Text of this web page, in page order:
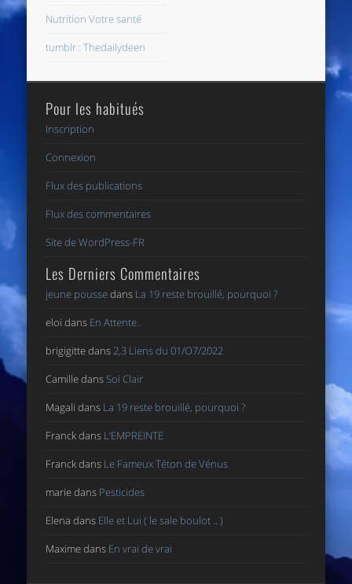
Nutrition Votre santé
tumblr : Thedailydeen
Pour les habitués
Inscription
Connexion
Flux des publications
Flux des commentaires
Site de WordPress-FR
Les Derniers Commentaires
jeune poussedans La 19 reste brouillé, pourquoi ?
eloi dans En Attente..
brigigittedans2,3 Liens du 01/O7/2022
CamilledansSoi Clair
Magali dans La 19 reste brouillé, pourquoi ?
Franckdans L’EMPREINTE
Franckdans Le Fameux Téton de Vénus
mariedans Pesticides
Elena dans Elle et Lui ( le sale boulot .. )
Maximedans En vrai de vrai